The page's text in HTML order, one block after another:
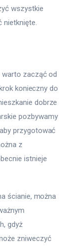
wszystkie
nietknięte.
warto zacząć od
konieczny do
dobrze
pozbywamy
przygotować
z
istnieje
ścianie, można
gdyż
zniweczyć